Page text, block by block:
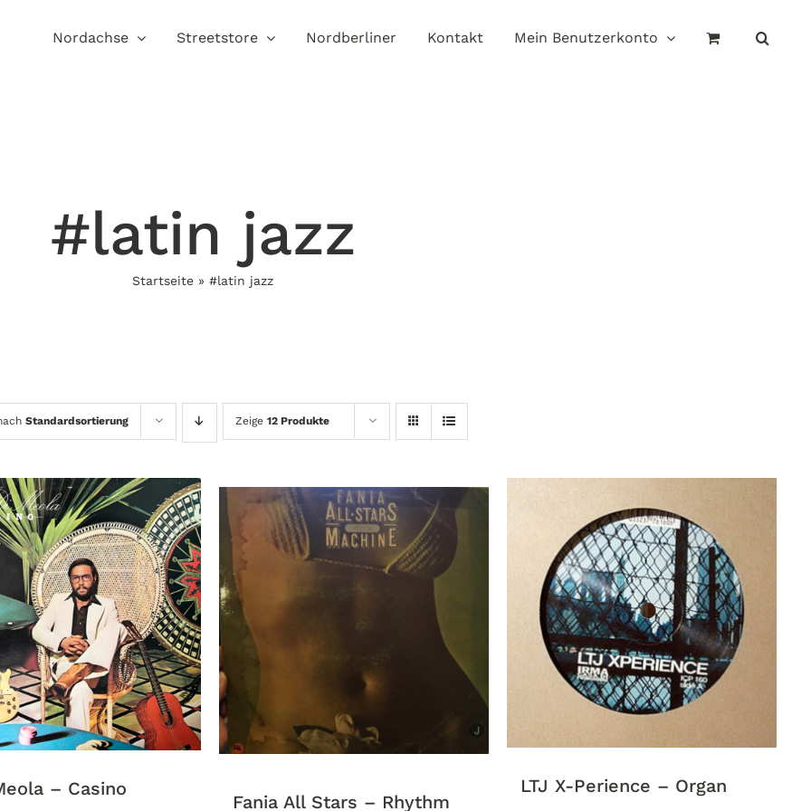
Nordachse Streetstore Nordberliner Kontakt Mein Benutzerkonto
#latin jazz
Startseite » #latin jazz
Standardsortierung Zeige 12 Produkte
‎– Casino
Fania All Stars – Rhythm
LTJ X-Perience – Organ